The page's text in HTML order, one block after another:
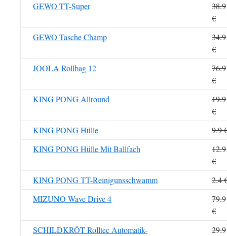
GEWO TT-Super
38.9
€
GEWO Tasche Champ
34.9
€
JOOLA Rollbag 12
76.9
€
KING PONG Allround
19.9
€
KING PONG Hülle
9.9
KING PONG Hülle Mit Ballfach
12.9
€
KING PONG TT-Reinigunsschwamm
2.4
MIZUNO Wave Drive 4
79.9
€
SCHILDKRÖT Rolltec Automatik-
29.9